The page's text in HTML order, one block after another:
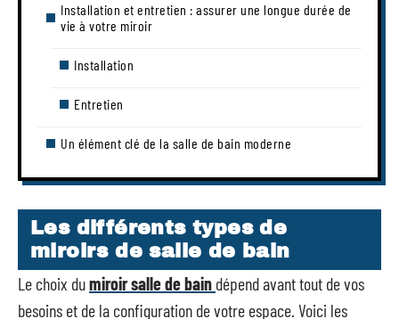
Installation et entretien : assurer une longue durée de
vie à votre miroir
Installation
Entretien
Un élément clé de la salle de bain moderne
Les différents types de
miroirs de salle de bain
Le choix dumiroir salle de bain dépend avant tout de vos
besoins et de la configuration de votre espace. Voici les